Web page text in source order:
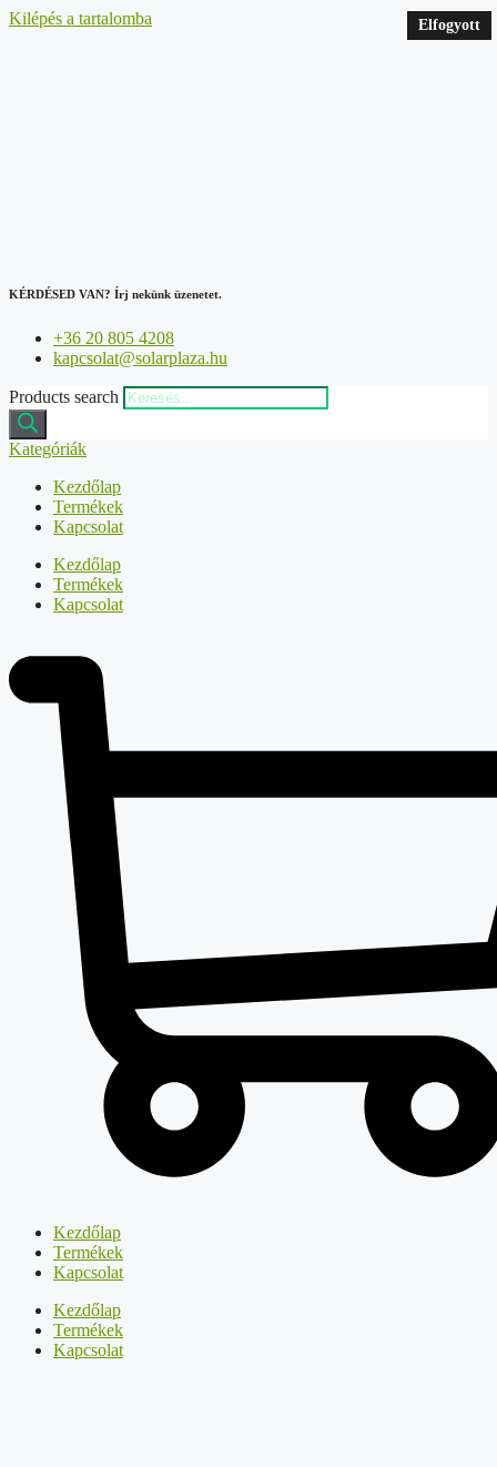
Kilépés a tartalomba
KÉRDÉSED VAN? Írj nekünk üzenetet.
+36 20 805 4208
kapcsolat@solarplaza.hu
Products search
Kategóriák
Kezdőlap
Termékek
Kapcsolat
Kezdőlap
Termékek
Kapcsolat
Kezdőlap
Termékek
Kapcsolat
Kezdőlap
Termékek
Kapcsolat
Elfogyott